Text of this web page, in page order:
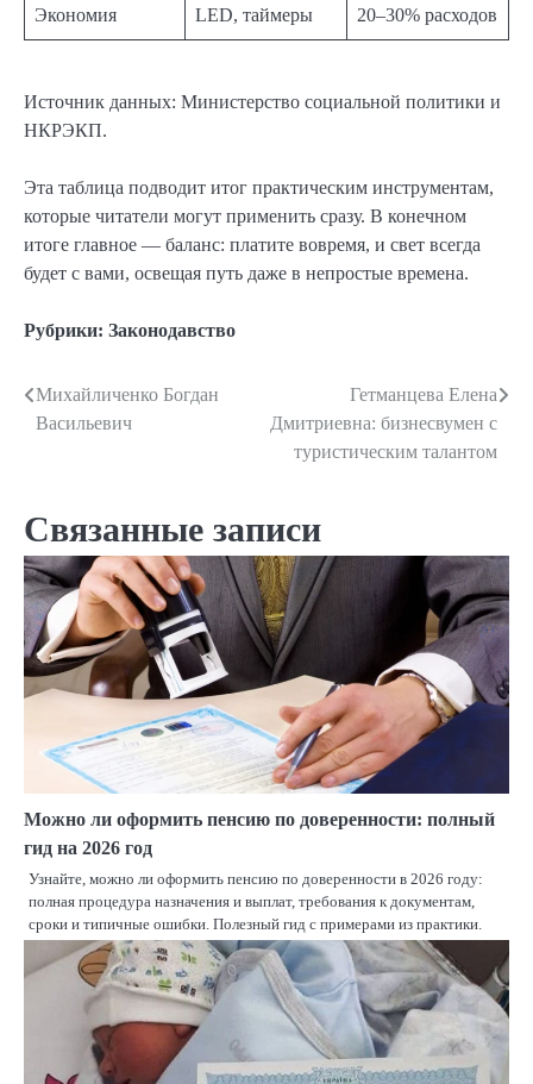
Экономия LED, таймеры 20–30% расходов
Источник данных: Министерство социальной политики и
НКРЭКП.
Эта таблица подводит итог практическим инструментам,
которые читатели могут применить сразу. В конечном
итоге главное — баланс: платите вовремя, и свет всегда
будет с вами, освещая путь даже в непростые времена.
Рубрики: Законодавство
Навигация
Михайличенко Богдан
Васильевич
Гетманцева Елена
Дмитриевна: бизнесвумен с
туристическим талантом
Связанные записи
Можно ли оформить пенсию по доверенности: полный
гид на 2026 год
Узнайте, можно ли оформить пенсию по доверенности в 2026 году:
полная процедура назначения и выплат, требования к документам,
сроки и типичные ошибки. Полезный гид с примерами из практики.